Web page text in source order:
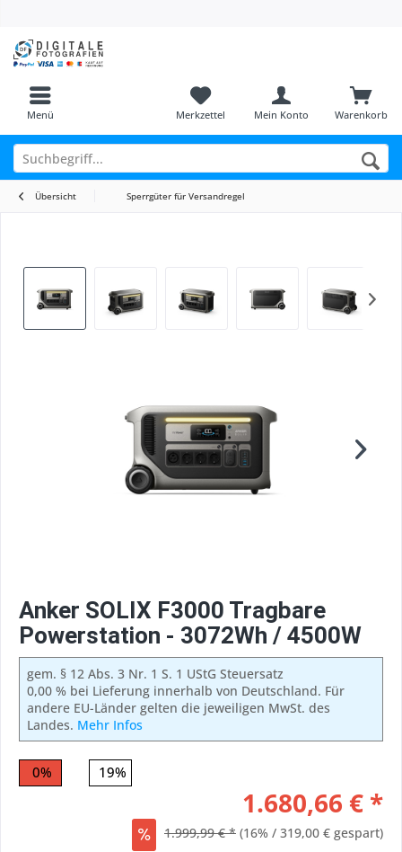
Menü Warenkorb
Merkzettel Mein Konto
Übersicht Sperrgüter für Versandregel
Anker SOLIX F3000 Tragbare
Powerstation - 3072Wh / 4500W
gem. § 12 Abs. 3 Nr. 1 S. 1 UStG Steuersatz
0,00 % bei Lieferung innerhalb von Deutschland. Für
andere EU-Länder gelten die jeweiligen MwSt. des
Landes. Mehr Infos
0% 19%
1.680,66 € *
1.999,99 € * (16% / 319,00 € gespart)